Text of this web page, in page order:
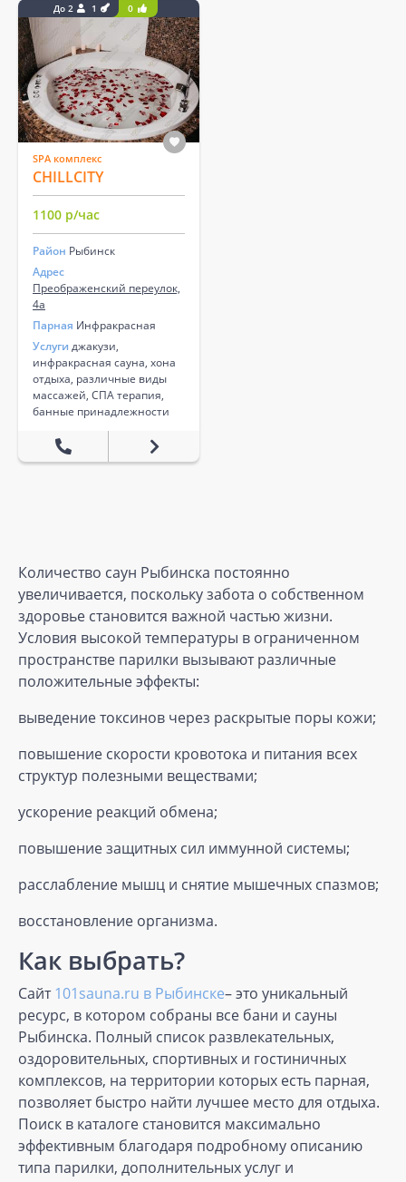
До 2 1 0
SPA комплекс
CHILLCITY
1100 р/час
Район Рыбинск
Адрес
Преображенский переулок,
4а
Парная Инфракрасная
Услуги джакузи,
инфракрасная сауна, хона
отдыха, различные виды
массажей, СПА терапия,
банные принадлежности
Количество саун Рыбинска постоянно
увеличивается, поскольку забота о собственном
здоровье становится важной частью жизни.
Условия высокой температуры в ограниченном
пространстве парилки вызывают различные
положительные эффекты:
выведение токсинов через раскрытые поры кожи;
повышение скорости кровотока и питания всех
структур полезными веществами;
ускорение реакций обмена;
повышение защитных сил иммунной системы;
расслабление мышц и снятие мышечных спазмов;
восстановление организма.
Как выбрать?
Сайт101sauna.ru в Рыбинске– это уникальный
ресурс, в котором собраны все бани и сауны
Рыбинска. Полный список развлекательных,
оздоровительных, спортивных и гостиничных
комплексов, на территории которых есть парная,
позволяет быстро найти лучшее место для отдыха.
Поиск в каталоге становится максимально
эффективным благодаря подробному описанию
типа парилки, дополнительных услуг и